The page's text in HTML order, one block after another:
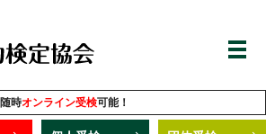
随時オンライン受検可能！